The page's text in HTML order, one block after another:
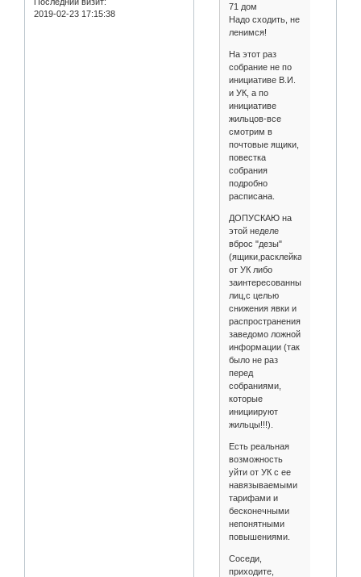
2019-02-23 17:15:38
71 дом
Надо сходить, не
ленимся!
На этот раз
собрание не по
инициативе В.И.
и УК, а по
инициативе
жильцов-все
смотрим в
почтовые ящики,
повестка
собрания
подробно
расписана.
ДОПУСКАЮ на
этой неделе
вброс "дезы"
(ящики,расклейка)
от УК либо
заинтересованных
лиц,с целью
снижения явки и
распространения
заведомо ложной
информации (так
было не раз
перед
собраниями,
которые
инициируют
жильцы!!!).
Есть реальная
возможность
уйти от УК с ее
навязываемыми
тарифами и
бесконечными
непонятными
повышениями.
Соседи,
приходите,